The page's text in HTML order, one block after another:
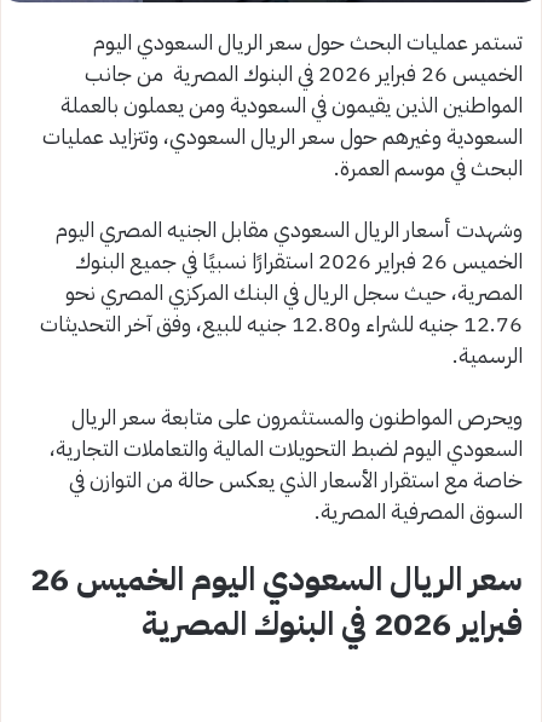
تستمر عمليات البحث حول سعر الريال السعودي اليوم
الخميس 26 فبراير 2026 في البنوك المصرية من جانب
المواطنين الذين يقيمون في السعودية ومن يعملون بالعملة
السعودية وغيرهم حول سعر الريال السعودي، وتتزايد عمليات
البحث في موسم العمرة.
وشهدت أسعار الريال السعودي مقابل الجنيه المصري اليوم
الخميس 26 فبراير 2026 استقرارًا نسبيًا في جميع البنوك
المصرية، حيث سجل الريال في البنك المركزي المصري نحو
12.76 جنيه للشراء و12.80 جنيه للبيع، وفق آخر التحديثات
الرسمية.
ويحرص المواطنون والمستثمرون على متابعة سعر الريال
السعودي اليوم لضبط التحويلات المالية والتعاملات التجارية،
خاصة مع استقرار الأسعار الذي يعكس حالة من التوازن في
السوق المصرفية المصرية.
سعر الريال السعودي اليوم الخميس 26
فبراير 2026 في البنوك المصرية